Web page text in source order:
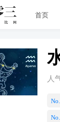
首页
人